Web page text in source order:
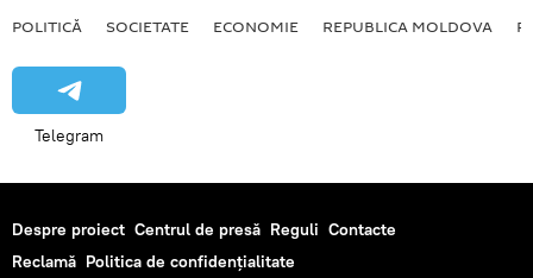
POLITICĂ SOCIETATE ECONOMIE REPUBLICA MOLDOVA
Telegram
Despre proiect Centrul de presă Reguli Contacte
Reclamă Politica de confidențialitate